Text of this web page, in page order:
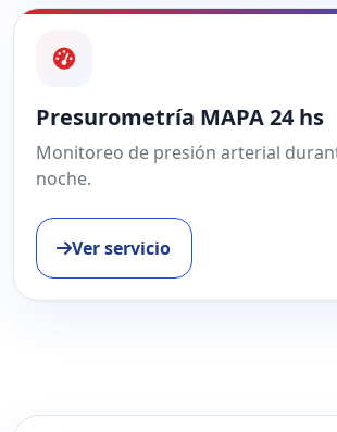
Presurometría MAPA 24 hs
Monitoreo de presión arterial
noche.
Ver servicio